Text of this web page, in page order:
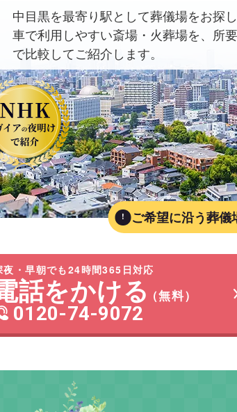
中目黒を最寄り駅として葬儀場をお探
車で利用しやすい斎場・火葬場を、所
で比較してご紹介します。
ご希望に沿う葬儀
夜・早朝でも24時間365日対応
話をかける （無料）
0120-74-9072